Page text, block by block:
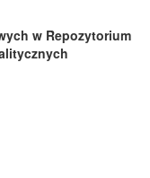
w Repozytorium